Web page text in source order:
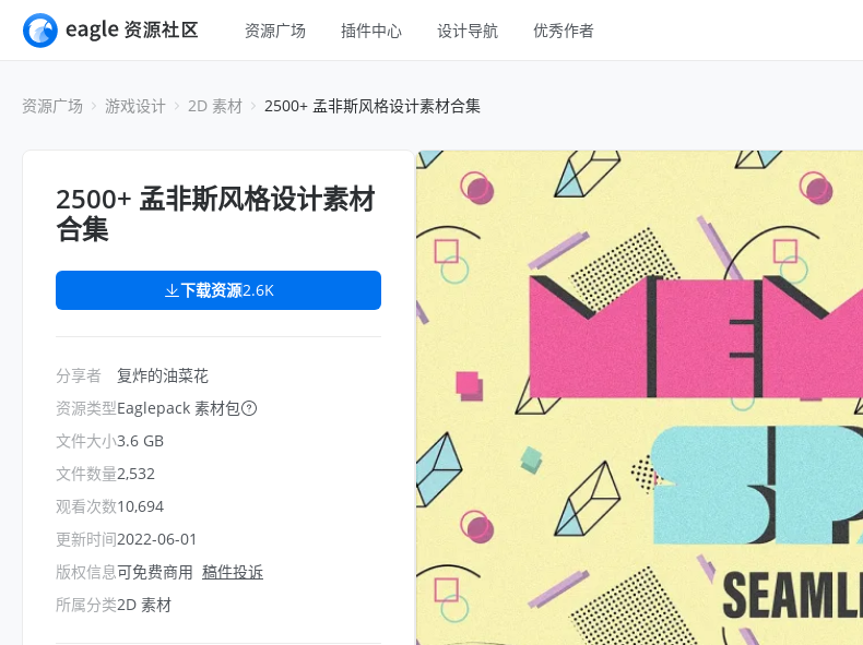
资源广场
插画设计
室内设计
网页 UI
H5
网页插画
横幅
其他
插件中心 设计导航 优秀作者
资源广场 游戏设计 2D 素材 2500+ 孟非斯风格设计素材合集
2500+ 孟非斯风格设计素材
合集
下载资源2.6K
分享者
资源类型
文件大小
文件数量
观看次数
更新时间
版权信息
所属分类
复炸的油菜花
Eaglepack 素材包
3.6 GB
2,532
10,694
2022-06-01
可免费商用 稿件投诉
2D 素材